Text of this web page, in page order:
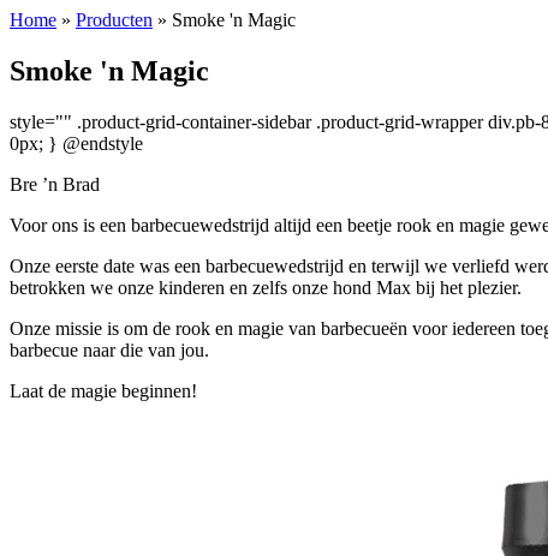
Home » Producten » Smoke 'n Magic
Smoke 'n Magic
style="" .product-grid-container-sidebar .product-grid-wrapper
0px; } @endstyle
Bre ’n Brad
Voor ons is een barbecuewedstrijd altijd een beetje rook en magie
Onze eerste date was een barbecuewedstrijd en terwijl we verliefd
betrokken we onze kinderen en zelfs onze hond Max bij het plezier.
Onze missie is om de rook en magie van barbecueën voor iedereen
barbecue naar die van jou.
Laat de magie beginnen!